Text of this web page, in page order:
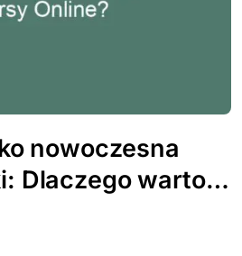
nowoczesna
Dlaczego warto
w kursy online?